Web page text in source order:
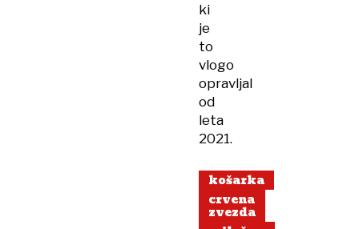
ki
je
to
vlogo
opravljal
od
leta
2021.
košarka
crvena
zvezda